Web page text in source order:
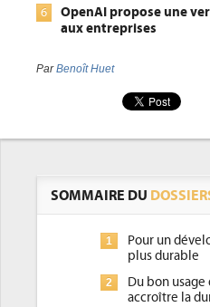
6
OpenAI propose une
aux entreprises
ParBenoît Huet
SOMMAIRE DU
1
Pour un
plus durable
2
Du bon
accroître la